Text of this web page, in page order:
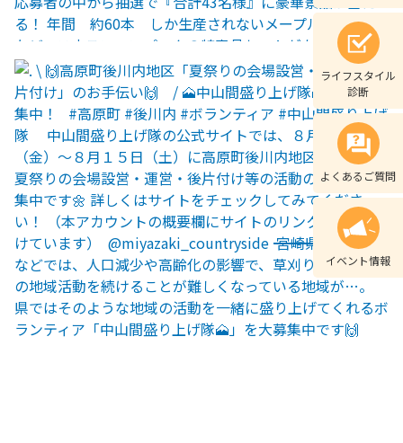
ライフスタイル
診断
よくあるご質問
イベント情報